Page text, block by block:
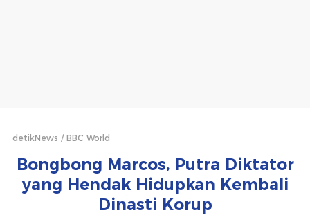
detikNews BBC World
Bongbong Marcos, Putra Diktator
yang Hendak Hidupkan Kembali
Dinasti Korup